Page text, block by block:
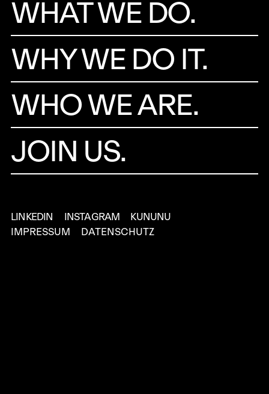
WHAT WE DO.
WHY WE DO IT.
WHO WE ARE.
JOIN US.
LINKEDIN INSTAGRAM
KUNUNU
IMPRESSUM
DATENSCHUTZ